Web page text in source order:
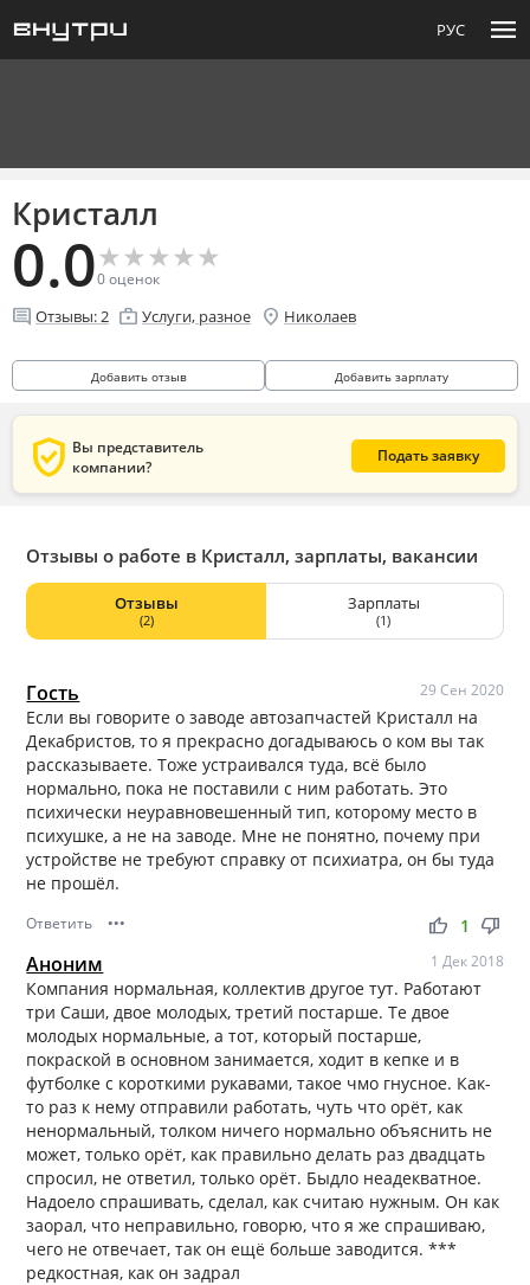
РУС menu
Кристалл
0.0★
★★
★★
★★
★★
★
0оценок
comment Отзывы:2 enterprise Услуги, разное location_on Николаев
Добавить отзыв Добавить зарплату
verified_user Вы представитель
компании?
Подать заявку
Отзывы о работе в Кристалл, зарплаты, вакансии
Отзывы
(2)
Зарплаты
(1)
Гость 29 Сен 2020
Если вы говорите о заводе автозапчастей Кристалл на
Декабристов, то я прекрасно догадываюсь о ком вы так
рассказываете. Тоже устраивался туда, всё было
нормально, пока не поставили с ним работать. Это
психически неуравновешенный тип, которому место в
психушке, а не на заводе. Мне не понятно, почему при
устройстве не требуют справку от психиатра, он бы туда
не прошёл.
Ответить ••• thumb_up thumb_down
1
Аноним 1 Дек 2018
Компания нормальная, коллектив другое тут. Работают
три Саши, двое молодых, третий постарше. Те двое
молодых нормальные, а тот, который постарше,
покраской в основном занимается, ходит в кепке и в
футболке с короткими рукавами, такое чмо гнусное. Как-
то раз к нему отправили работать, чуть что орёт, как
ненормальный, толком ничего нормально объяснить не
может, только орёт, как правильно делать раз двадцать
спросил, не ответил, только орёт. Быдло неадекватное.
Надоело спрашивать, сделал, как считаю нужным. Он как
заорал, что неправильно, говорю, что я же спрашиваю,
чего не отвечает, так он ещё больше заводится. ***
редкостная, как он задрал